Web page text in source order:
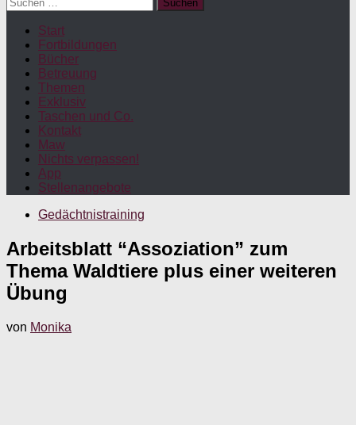
nach:
Start
Fortbildungen
Bücher
Betreuung
Themen
Exklusiv
Taschen und Co.
Kontakt
Maw
Nichts verpassen!
App
Stellenangebote
Gedächtnistraining
Arbeitsblatt “Assoziation” zum
Thema Waldtiere plus einer weiteren
Übung
von Monika